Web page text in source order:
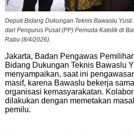
Deputi Bidang Dukungan Teknis Bawaslu
dari Pengurus Pusat (PP) Pemuda Katolik di
Rabu (8/4/2026).
Jakarta, Badan Pengawas
Bidang Dukungan Teknis Bawaslu
menyampaikan, saat ini
masif, karena Bawaslu bekerja
organisasi kemasyarakatan.
dilakukan dengan memetakan
pemilu.